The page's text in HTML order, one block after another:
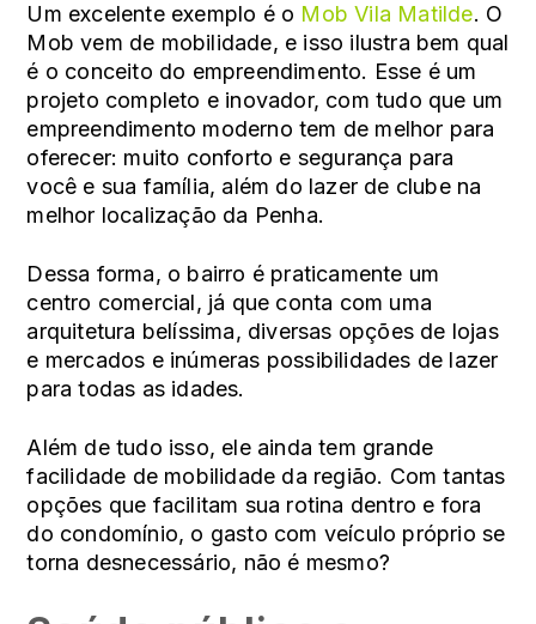
Um excelente exemplo é o Mob Vila Matilde. O
Mob vem de mobilidade, e isso ilustra bem qual
é o conceito do empreendimento. Esse é um
projeto completo e inovador, com tudo que um
empreendimento moderno tem de melhor para
oferecer: muito conforto e segurança para
você e sua família, além do lazer de clube na
melhor localização da Penha.
Dessa forma, o bairro é praticamente um
centro comercial, já que conta com uma
arquitetura belíssima, diversas opções de lojas
e mercados e inúmeras possibilidades de lazer
para todas as idades.
Além de tudo isso, ele ainda tem grande
facilidade de mobilidade da região. Com tantas
opções que facilitam sua rotina dentro e fora
do condomínio, o gasto com veículo próprio se
torna desnecessário, não é mesmo?